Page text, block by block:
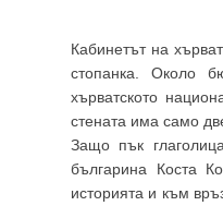
Кабинетът на
стопанка. Около
хърватското
стената има само
Защо пък
българина Коста
историята и към